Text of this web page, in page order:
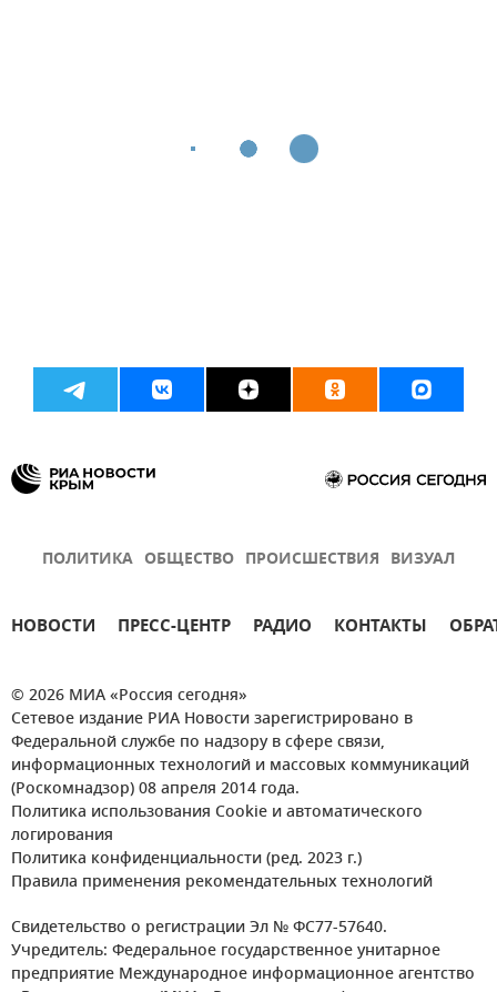
ПОЛИТИКА ОБЩЕСТВО ПРОИСШЕСТВИЯ ВИЗУАЛ
НОВОСТИ ПРЕСС-ЦЕНТР РАДИО КОНТАКТЫ
© 2026 МИА «Россия сегодня»
Сетевое издание РИА Новости зарегистрировано в
Федеральной службе по надзору в сфере связи,
информационных технологий и массовых коммуникаций
(Роскомнадзор) 08 апреля 2014 года.
Политика использования Cookie и автоматического
логирования
Политика конфиденциальности (ред. 2023 г.)
Правила применения рекомендательных технологий
Свидетельство о регистрации Эл № ФС77-57640.
Учредитель: Федеральное государственное унитарное
предприятие Международное информационное агентство